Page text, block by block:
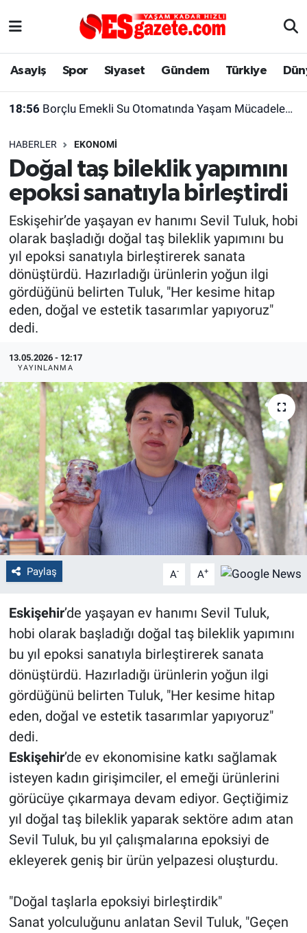
Asayiş Spor Siyaset Gündem Türkiye
18:56 Borçlu Emekli Su Otomatında Yaşam Mücadelesi Veriyor
HABERLER EKONOMI
Doğal taş bileklik yapımını
epoksi sanatıyla birleştirdi
Eskişehir’de yaşayan ev hanımı Sevil Tuluk, hobi
olarak başladığı doğal taş bileklik yapımını bu
yıl epoksi sanatıyla birleştirerek sanata
dönüştürdü. Hazırladığı ürünlerin yoğun ilgi
gördüğünü belirten Tuluk, "Her kesime hitap
eden, doğal ve estetik tasarımlar yapıyoruz"
dedi.
13.05.2026 - 12:17
YAYINLANMA
Paylaş A- A+
Eskişehir’de yaşayan ev hanımı Sevil Tuluk,
hobi olarak başladığı doğal taş bileklik yapımını
bu yıl epoksi sanatıyla birleştirerek sanata
dönüştürdü. Hazırladığı ürünlerin yoğun ilgi
gördüğünü belirten Tuluk, "Her kesime hitap
eden, doğal ve estetik tasarımlar yapıyoruz"
dedi.
Eskişehir’de ev ekonomisine katkı sağlamak
isteyen kadın girişimciler, el emeği ürünlerini
görücüye çıkarmaya devam ediyor. Geçtiğimiz
yıl doğal taş bileklik yaparak sektöre adım atan
Sevil Tuluk, bu yıl çalışmalarına epoksiyi de
ekleyerek geniş bir ürün yelpazesi oluşturdu.
"Doğal taşlarla epoksiyi birleştirdik"
Sanat yolculuğunu anlatan Sevil Tuluk, "Geçen
Asayiş
Gündem
Türkiye
Dünya
Sağlık
Alış-Veriş/İş dünyası
Yaşam
Eskişehirspor Arşivi
Eskişehir Arşivi
Röportaj
Ekonomi
Kültür Sanat
Politika
Bilecik
Kütahya
Gezi
Genel
Çevre
Yerel
Magazin
Bilim ve Teknoloji
Eskişehir Nöbetçi Eczaneler
Süper Lig Puan Durumu ve Fikstür
Tüm Manşetler
Son Dakika Haberleri
Haber Arşivi